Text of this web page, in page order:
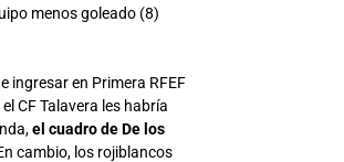
menos goleado (8)
ingresar en Primera RFEF
CF Talavera les habría
el cuadro de De los
cambio, los rojiblancos